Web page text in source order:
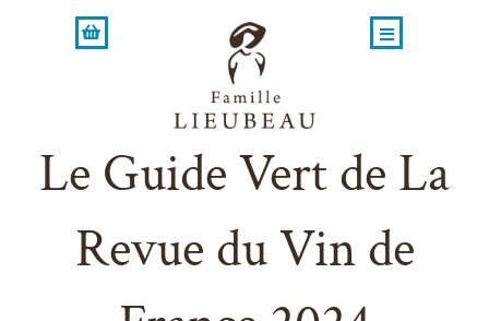
Le Guide Vert de La
Revue du Vin de